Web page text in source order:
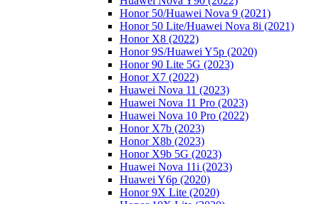
Honor 50/Huawei Nova 9 (2021)
Honor 50 Lite/Huawei Nova 8i (2021)
Honor X8 (2022)
Honor 9S/Huawei Y5p (2020)
Honor 90 Lite 5G (2023)
Honor X7 (2022)
Huawei Nova 11 (2023)
Huawei Nova 11 Pro (2023)
Huawei Nova 10 Pro (2022)
Honor X7b (2023)
Honor X8b (2023)
Honor X9b 5G (2023)
Huawei Nova 11i (2023)
Huawei Y6p (2020)
Honor 9X Lite (2020)